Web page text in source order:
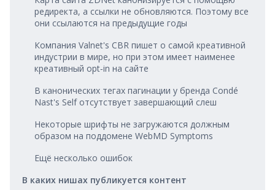
редиректа, а ссылки не обновляются. Поэтому все
они ссылаются на предыдущие годы
Компания Valnet's CBR пишет о самой креативной
индустрии в мире, но при этом имеет наименее
креативный opt‑in на сайте
В канонических тегах пагинации у бренда Condé
Nast's Self отсутствует завершающий слеш
Некоторые шрифты не загружаются должным
образом на поддомене WebMD Symptoms
Ещё несколько ошибок
В каких нишах публикуется контент